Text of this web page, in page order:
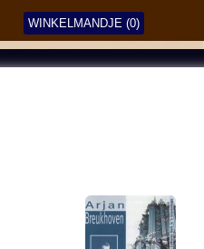
WINKELMANDJE (0)